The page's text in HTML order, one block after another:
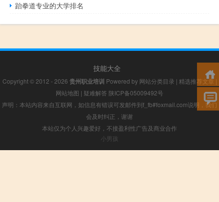
跆拳道专业的大学排名
技能大全
Copyright © 2012 - 2026 贵州职业培训 Powered by 网站分类目录 | 精选推荐文章|
网站地图 | 疑难解答 陕ICP备05009492号
声明：本站内容来自互联网，如信息有错误可发邮件到f_fb#foxmail.com说明，我们
会及时纠正，谢谢
本站仅为个人兴趣爱好，不接盈利性广告及商业合作
小男孩